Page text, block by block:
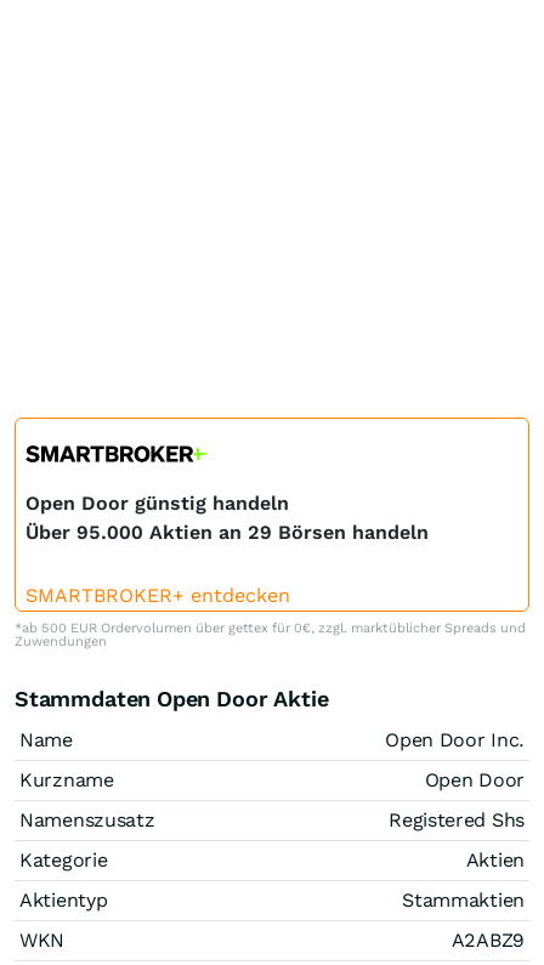
Open Door günstig handeln
Über 95.000 Aktien an 29 Börsen handeln
SMARTBROKER+ entdecken
*ab 500 EUR Ordervolumen über gettex für 0€, zzgl. marktüblicher Spreads und
Zuwendungen
Stammdaten Open Door Aktie
Name
Open Door Inc.
Kurzname
Open Door
Namenszusatz
Registered Shs
Kategorie
Aktien
Aktientyp
Stammaktien
WKN
A2ABZ9